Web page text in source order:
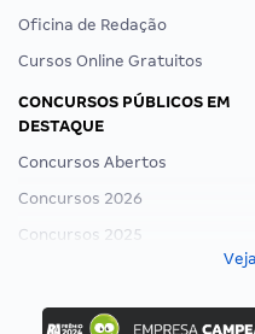
Oficina de Redação
Cursos Online Gratuitos
CONCURSOS PÚBLICOS EM
DESTAQUE
Concursos Abertos
Concursos 2026
Concursos 2025
Concurso Ibama